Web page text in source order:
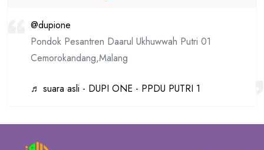
@dupione
Pondok Pesantren Daarul Ukhuwwah Putri 01
Cemorokandang,Malang
♬ suara asli - DUPI ONE - PPDU PUTRI 1